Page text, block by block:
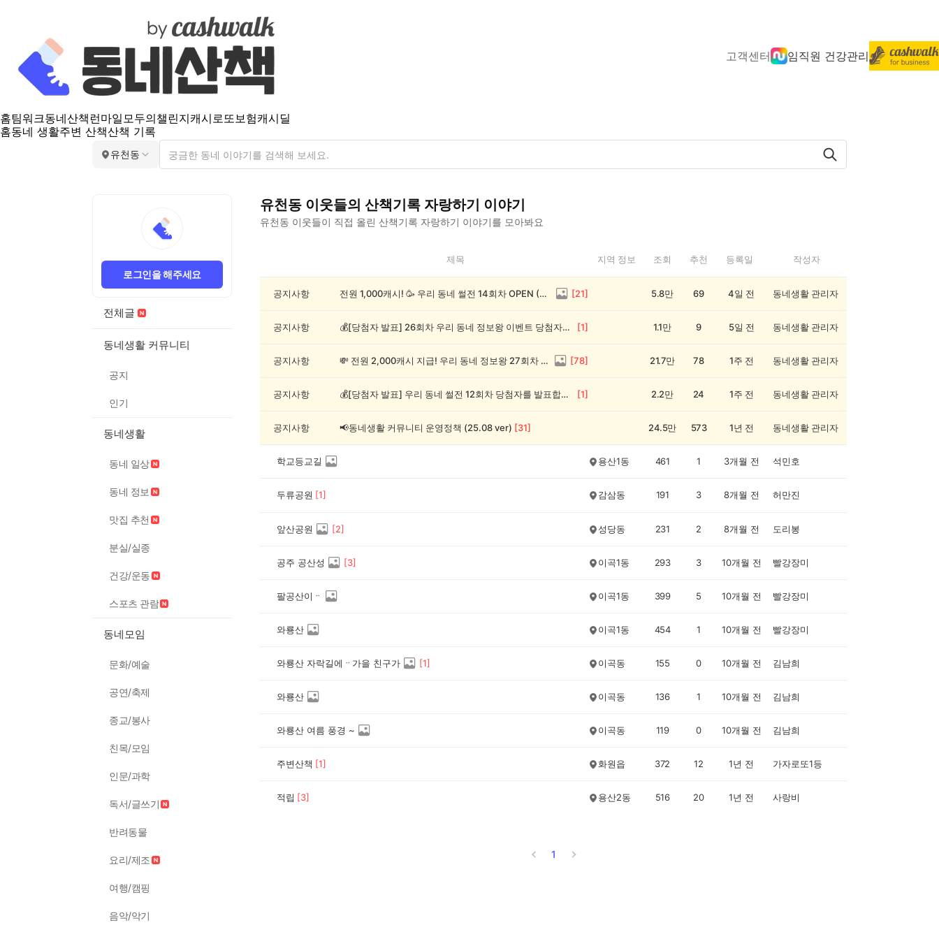
고객센터 임직원 건강관리
홈팀워크동네산책 런마일모두의챌린지캐시로또보험캐시딜
홈동네 생활주변 산책산책 기록
유천동
로그인을 해주세요
전체글
동네생활 커뮤니티
공지
인기
동네생활
동네 일상
동네 정보
맛집 추천
분실/실종
건강/운동
스포츠 관람
동네모임
문화/예술
공연/축제
종교/봉사
친목/모임
인문/과학
독서/글쓰기
반려동물
요리/제조
여행/캠핑
음악/악기
유천동 이웃들의 산책기록 자랑하기 이야기
유천동 이웃들이 직접 올린 산책기록 자랑하기 이야기를 모아봐요
동
록
제목 지역 정보 조회 추천 등록일 작성자
공지사항 전원 1,000캐시! 🥳 우리 동네 썰전 14회차 OPEN (~8/17) [21] 5.8만 69 4일 전 동네생활 관리자
공지사항 💰[당첨자 발표] 26회차 우리 동네 정보왕 이벤트 당첨자를 발표합니다! [1] 1.1만 9 5일 전 동네생활 관리자
공지사항 💸 전원 2,000캐시 지급! 우리 동네 정보왕 27회차 (~8/10) [78] 21.7만 78 1주 전 동네생활 관리자
공지사항 💰[당첨자 발표] 우리 동네 썰전 12회차 당첨자를 발표합니다! [1] 2.2만 24 1주 전 동네생활 관리자
공지사항 📢동네생활 커뮤니티 운영정책 (25.08 ver) [31] 24.5만 573 1년 전 동네생활 관리자
학교등교길 용산1동 461 1 3개월 전 석민호
두류공원 [1] 감삼동 191 3 8개월 전 허만진
앞산공원 [2] 성당동 231 2 8개월 전 도리봉
공주 공산성 [3] 이곡1동 293 3 10개월 전 빨강장미
팔공산이ᆢ 이곡1동 399 5 10개월 전 빨강장미
와룡산 이곡1동 454 1 10개월 전 빨강장미
와룡산 자락길에ᆢ가을 친구가 [1] 이곡동 155 0 10개월 전 김남희
와룡산 이곡동 136 1 10개월 전 김남희
와룡산 여름 풍경 ~ 이곡동 119 0 10개월 전 김남희
주변산책 [1] 화원읍 372 12 1년 전 가자로또1등
적립 [3] 용산2동 516 20 1년 전 사랑비
1